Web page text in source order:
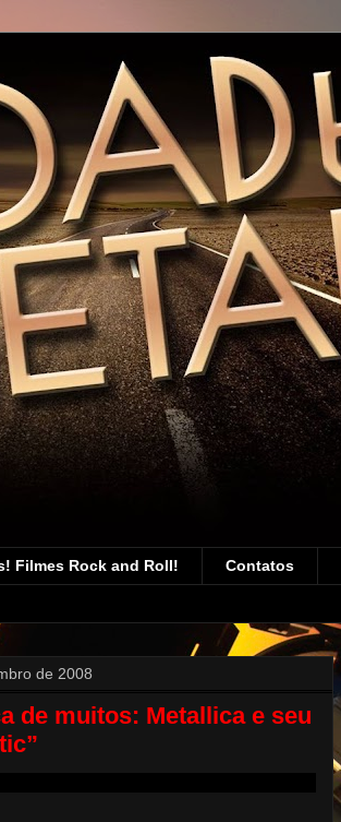
Filmes Rock and Roll! Contatos
de 2008
de muitos: Metallica e seu